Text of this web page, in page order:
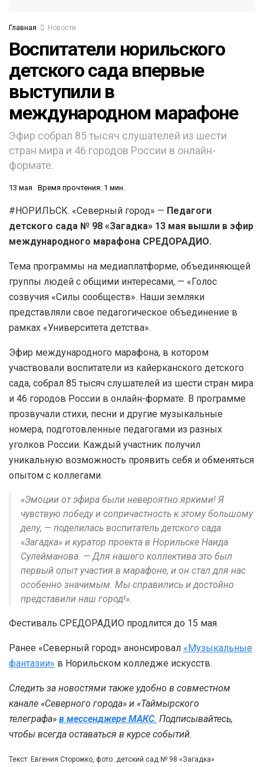
Главная Новости
Воспитатели норильского
детского сада впервые
выступили в
международном марафоне
Эфир собрал 85 тысяч слушателей из шести
стран мира и 46 городов России в онлайн-
формате.
13 мая Время прочтения: 1 мин.
#НОРИЛЬСК. «Северный город» — Педагоги
детского сада № 98 «Загадка» 13 мая вышли в эфир
международного марафона СРЕДОРАДИО.
Тема программы на медиаплатформе, объединяющей
группы людей с общими интересами, — «Голос
созвучия «Силы сообществ». Наши земляки
представляли свое педагогическое объединение в
рамках «Университета детства».
Эфир международного марафона, в котором
участвовали воспитатели из кайерканского детского
сада, собрал 85 тысяч слушателей из шести стран мира
и 46 городов России в онлайн-формате. В программе
прозвучали стихи, песни и другие музыкальные
номера, подготовленные педагогами из разных
уголков России. Каждый участник получил
уникальную возможность проявить себя и обменяться
опытом с коллегами.
«Эмоции от эфира были невероятно яркими! Я
чувствую победу и сопричастность к этому большому
делу, — поделилась воспитатель детского сада
«Загадка» и куратор проекта в Норильске Наида
Сулейманова. — Для нашего коллектива это был
первый опыт участия в марафоне, и он стал для нас
особенно значимым. Мы справились и достойно
представили наш город!».
Фестиваль СРЕДОРАДИО продлится до 15 мая.
Ранее «Северный город» анонсировал «Музыкальные
фантазии» в Норильском колледже искусств.
Следить за новостями также удобно в совместном
канале «Северного города» и «Таймырского
телеграфа» в мессенджере MAКС. Подписывайтесь,
чтобы всегда оставаться в курсе событий.
Текст: Евгения Сторожко, фото: детский сад № 98 «Загадка»